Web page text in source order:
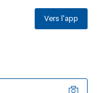
Vers l'app